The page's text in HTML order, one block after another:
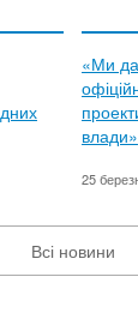
«Ми
25
Всі новини